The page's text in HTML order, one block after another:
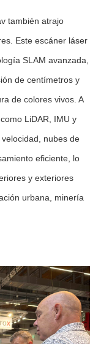
también atrajo
Este escáner láser
SLAM avanzada,
de centímetros y
de colores vivos. A
LiDAR, IMU y
nubes de
eficiente, lo
y exteriores
urbana, minería